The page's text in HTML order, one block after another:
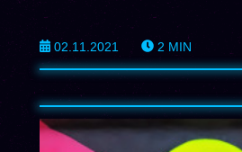
02.11.2021 2 MIN